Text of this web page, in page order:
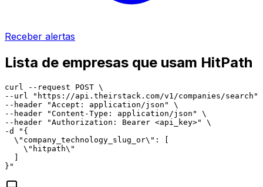
Receber alertas
Lista de empresas que usam HitPath
curl --request POST \
--url "https://api.theirstack.com/v1/companies/search"
--header "Accept: application/json" \
--header "Content-Type: application/json" \
--header "Authorization: Bearer <api_key>" \
-d "{
  \"company_technology_slug_or\": [
    \"hitpath\"
  ]
}"